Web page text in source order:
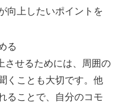
向上したいポイントを
る
させるためには、周囲の
くことも大切です。他
ることで、自分のコモ